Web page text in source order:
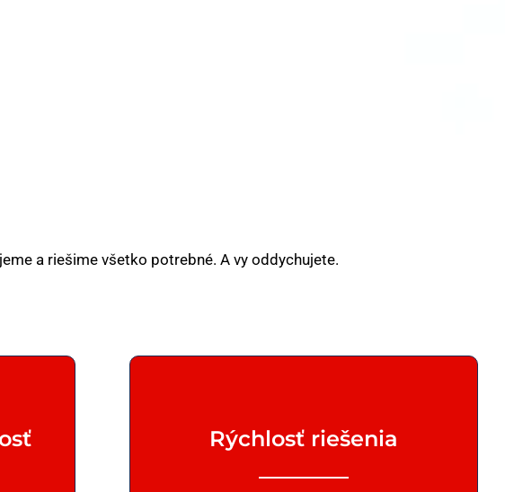
a riešime všetko potrebné. A vy oddychujete.
Rýchlosť riešenia